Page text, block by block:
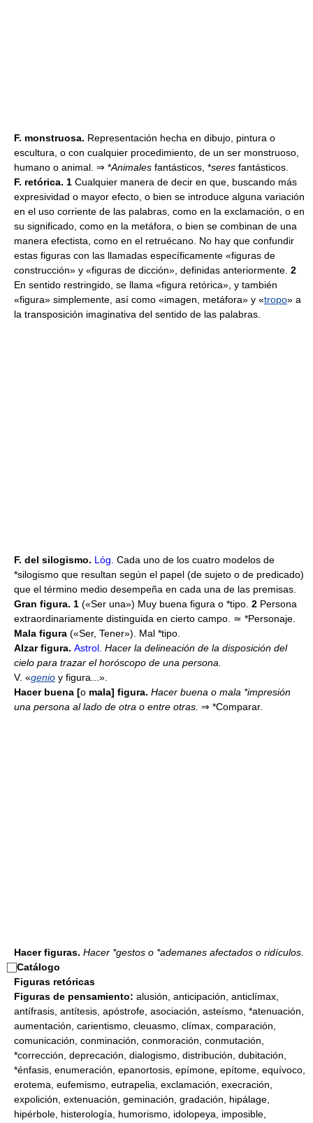
F. monstruosa. Representación hecha en dibujo, pintura o
escultura, o con cualquier procedimiento, de un ser monstruoso,
humano o animal. ⇒ *Animales fantásticos, *seres fantásticos.
F. retórica. 1 Cualquier manera de decir en que, buscando más
expresividad o mayor efecto, o bien se introduce alguna variación
en el uso corriente de las palabras, como en la exclamación, o en
su significado, como en la metáfora, o bien se combinan de una
manera efectista, como en el retruécano. No hay que confundir
estas figuras con las llamadas específicamente «figuras de
construcción» y «figuras de dicción», definidas anteriormente. 2
En sentido restringido, se llama «figura retórica», y también
«figura» simplemente, así como «imagen, metáfora» y «tropo» a
la transposición imaginativa del sentido de las palabras.
F. del silogismo. Lóg. Cada uno de los cuatro modelos de
*silogismo que resultan según el papel (de sujeto o de predicado)
que el término medio desempeña en cada una de las premisas.
Gran figura. 1 («Ser una») Muy buena figura o *tipo. 2 Persona
extraordinariamente distinguida en cierto campo. ≃ *Personaje.
Mala figura («Ser, Tener»). Mal *tipo.
Alzar figura. Astrol. Hacer la delineación de la disposición del
cielo para trazar el horóscopo de una persona.
V. «genio y figura...».
Hacer buena [o mala] figura. Hacer buena o mala *impresión
una persona al lado de otra o entre otras. ⇒ *Comparar.
Hacer figuras. Hacer *gestos o *ademanes afectados o ridículos.
⃞Catálogo
Figuras retóricas
Figuras de pensamiento: alusión, anticipación, anticlímax,
antífrasis, antítesis, apóstrofe, asociación, asteísmo, *atenuación,
aumentación, carientismo, cleuasmo, clímax, comparación,
comunicación, conminación, conmoración, conmutación,
*corrección, deprecación, dialogismo, distribución, dubitación,
*énfasis, enumeración, epanortosis, epímone, epítome, equívoco,
erotema, eufemismo, eutrapelia, exclamación, execración,
expolición, extenuación, geminación, gradación, hipálage,
hipérbole, histerología, humorismo, idolopeya, imposible,